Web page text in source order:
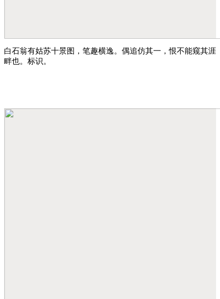
白石翁有姑苏十景图，笔趣横逸。偶追仿其一，恨不能窥其涯
畔也。标识。